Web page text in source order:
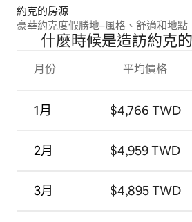
約克的房源
豪華約克度假勝地–風格、舒適和地點
什麼時候是造訪約克
月份
1月
2月
3月
平均價格
$4,766 TWD
$4,959 TWD
$4,895 TWD